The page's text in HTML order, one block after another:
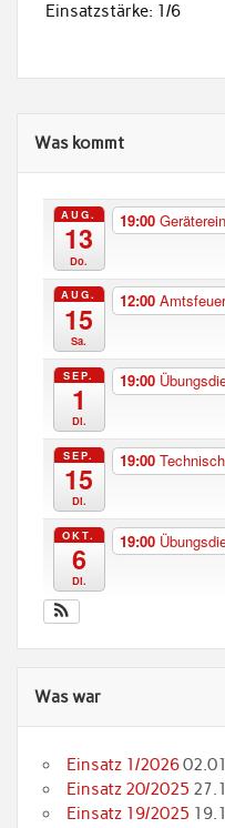
Einsatzstärke: 1/6
Was kommt
AUG.
13
Do.
19:00
AUG.
15
Sa.
12:00
SEP.
1
Di.
19:00
SEP.
15
Di.
19:00
OKT.
6
Di.
19:00
Was war
Einsatz 1/2026
Einsatz 20/2025
Einsatz 19/2025